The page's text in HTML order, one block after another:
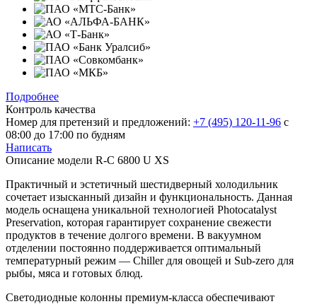
Подробнее
Контроль качества
Номер для претензий и предложений: +7 (495) 120-11-96 с
08:00 до 17:00 по будням
Написать
Описание модели R-C 6800 U XS
Практичный и эстетичный шестидверный холодильник
сочетает изысканный дизайн и функциональность. Данная
модель оснащена уникальной технологией Photocatalyst
Preservation, которая гарантирует сохранение свежести
продуктов в течение долгого времени. В вакуумном
отделении постоянно поддерживается оптимальный
температурный режим — Chiller для овощей и Sub-zero для
рыбы, мяса и готовых блюд.
Светодиодные колонны премиум-класса обеспечивают